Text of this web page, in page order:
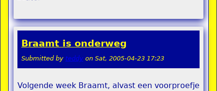
Braamt is onderweg
Submitted by teddy on Sat, 2005-04-23 17:23
Volgende week Braamt, alvast een voorproefje